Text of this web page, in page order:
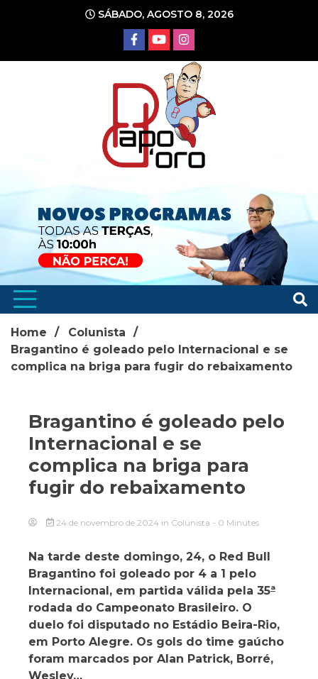
conteúdo
SÁBADO, AGOSTO 8, 2026
Home
Colunista
Bragantino é goleado pelo Internacional e se
complica na briga para fugir do rebaixamento
Bragantino é goleado pelo
Internacional e se
complica na briga para
fugir do rebaixamento
24 de novembro de 2024 in Colunista - 0 Minutes
Na tarde deste domingo, 24, o Red Bull
Bragantino foi goleado por 4 a 1 pelo
Internacional, em partida válida pela 35ª
rodada do Campeonato Brasileiro. O
duelo foi disputado no Estádio Beira-Rio,
em Porto Alegre. Os gols do time gaúcho
foram marcados por Alan Patrick, Borré,
Wesley…